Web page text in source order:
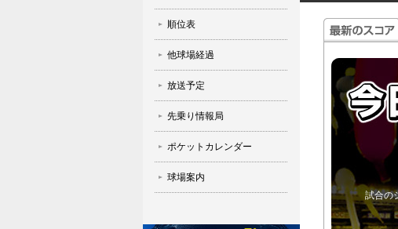
順位表
他球場経過
放送予定
先乗り情報局
ポケットカレンダー
球場案内
試合の